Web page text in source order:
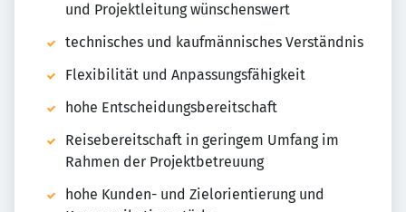
und Projektleitung wünschenswert
technisches und kaufmännisches Verständnis
Flexibilität und Anpassungsfähigkeit
hohe Entscheidungsbereitschaft
Reisebereitschaft in geringem Umfang im
Rahmen der Projektbetreuung
hohe Kunden- und Zielorientierung und